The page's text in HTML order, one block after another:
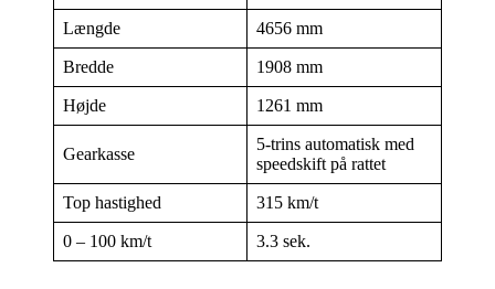
Længde 4656 mm
Bredde 1908 mm
Højde 1261 mm
Gearkasse
5-trins automatisk med
speedskift på rattet
Top hastighed 315 km/t
0 – 100 km/t 3.3 sek.